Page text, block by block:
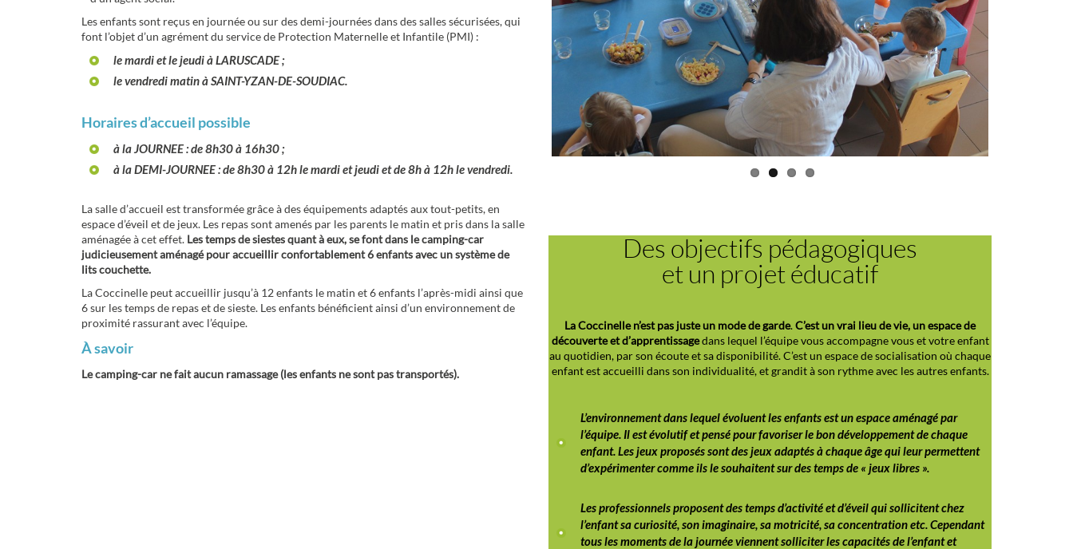
Les enfants sont reçus en journée ou sur des demi-journées dans des salles sécurisées, qui
font l’objet d’un agrément du service de Protection Maternelle et Infantile (PMI) :
le mardi et le jeudi à LARUSCADE
le vendredi matin à SAINT-YZAN-DE-SOUDIAC.
Horaires d’accueil possible
à la JOURNEE
: de 8h30 à 16h30 ;
à la DEMI-JOURNEE : de 8h30 à 12h le mardi et jeudi et de 8h à 12h le vendredi.
La salle d’accueil est transformée grâce à des équipements adaptés aux tout-petits, en
espace d’éveil et de jeux. Les repas sont amenés par les parents le matin et pris dans la salle
aménagée à cet effet.Les temps de siestes quant à eux, se font dans le camping-car
judicieusement aménagé pour accueillir confortablement 6 enfants avec un système de
lits couchette.
La Coccinelle peut accueillir jusqu’à 12 enfants le matin et 6 enfants l’après-midi ainsi que
6 sur les temps de repas et de sieste. Les enfants bénéficient ainsi d’un environnement de
proximité rassurant avec l’équipe.
À savoir
Le camping-car ne fait aucun ramassage (les enfants ne sont pas transportés).
La Coccinelle n’est pas juste un mode de garde .C’est un vrai lieu de vie, un espace de
découverte et d’apprentissagedans lequel l’équipe vous accompagne vous et votre enfant
L’environnement dans lequel évoluent les enfants est un espace aménagé par
l’équipe. Il est évolutif et pensé pour favoriser le bon développement de chaque
d’expérimenter comme ils le souhaitent sur des temps de « jeux libres ».
Les professionnels proposent des temps d’activité et d’éveil qui sollicitent chez
l’enfant sa curiosité, son imaginaire, sa motricité, sa concentration etc. Cependant
l’accompagnent vers son autonomie (temps de repas, moment du couché etc.).
Dans l’année, des temps forts d’animation qui font partie de la vie de la structure,